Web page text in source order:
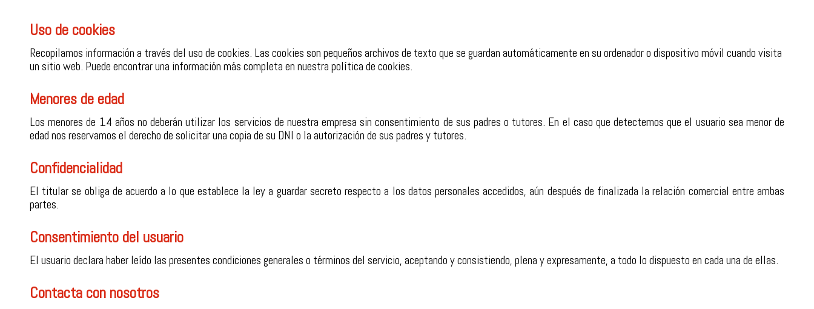
Uso de cookies
Recopilamos información a través del uso de cookies. Las cookies son pequeños archivos de texto que se guardan automáticamente en su ordenador o dispositivo móvil cuando visita
un sitio web. Puede encontrar una información más completa en nuestra política de cookies.
Menores de edad
Los menores de 14 años no deberán utilizar los servicios de nuestra empresa sin consentimiento de sus padres o tutores. En el caso que detectemos que el usuario sea menor de
edad nos reservamos el derecho de solicitar una copia de su DNI o la autorización de sus padres y tutores.
Confidencialidad
El titular se obliga de acuerdo a lo que establece la ley a guardar secreto respecto a los datos personales accedidos, aún después de finalizada la relación comercial entre ambas
partes.
Consentimiento del usuario
El usuario declara haber leído las presentes condiciones generales o términos del servicio, aceptando y consistiendo, plena y expresamente, a todo lo dispuesto en cada una de ellas.
Contacta con nosotros